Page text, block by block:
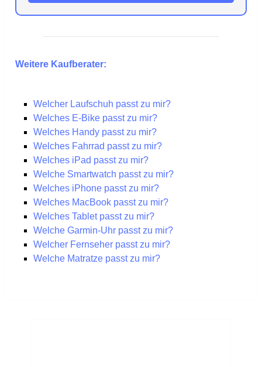
Weitere Kaufberater:
Welcher Laufschuh passt zu mir?
Welches E-Bike passt zu mir?
Welches Handy passt zu mir?
Welches Fahrrad passt zu mir?
Welches iPad passt zu mir?
Welche Smartwatch passt zu mir?
Welches iPhone passt zu mir?
Welches MacBook passt zu mir?
Welches Tablet passt zu mir?
Welche Garmin-Uhr passt zu mir?
Welcher Fernseher passt zu mir?
Welche Matratze passt zu mir?